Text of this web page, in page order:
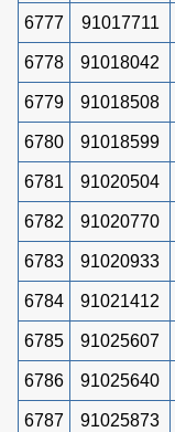
6777 91017711
6778 91018042
6779 91018508
6780 91018599
6781 91020504
6782 91020770
6783 91020933
6784 91021412
6785 91025607
6786 91025640
6787 91025873